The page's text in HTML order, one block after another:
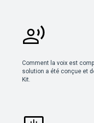
Comment la voix est
solution a été conçue et
Kit.